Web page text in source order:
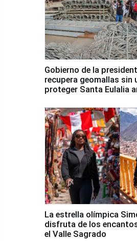
Gobierno de la
recupera geomallas sin
proteger Santa Eulalia
La estrella olímpica
disfruta de los
el Valle Sagrado